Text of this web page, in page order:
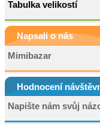
Tabulka velikostí
Napsali o nás
Mimibazar
Hodnocení
Napište nám svůj